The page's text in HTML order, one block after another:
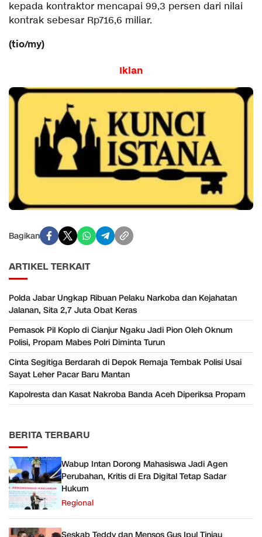
kepada kontraktor mencapai 99,3 persen dari nilai
kontrak sebesar Rp716,6 miliar.
(tio/my)
Iklan
Bagikan
ARTIKEL TERKAIT
Polda Jabar Ungkap Ribuan Pelaku Narkoba dan Kejahatan
Jalanan, Sita 2,7 Juta Obat Keras
Pemasok Pil Koplo di Cianjur Ngaku Jadi Pion Oleh Oknum
Polisi, Propam Mabes Polri Diminta Turun
Cinta Segitiga Berdarah di Depok Remaja Tembak Polisi Usai
Sayat Leher Pacar Baru Mantan
Kapolresta dan Kasat Nakroba Banda Aceh Diperiksa Propam
BERITA TERBARU
Wabup Intan Dorong Mahasiswa Jadi Agen
Perubahan, Kritis di Era Digital Tetap Sadar
Hukum
Regional
Seskab Teddy dan Mensos Gus Ipul Tinjau